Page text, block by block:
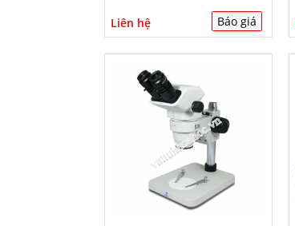
Liên hệ Báo giá